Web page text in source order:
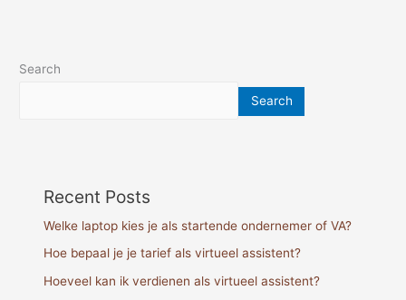
Search
Search
Recent Posts
Welke laptop kies je als startende ondernemer of VA?
Hoe bepaal je je tarief als virtueel assistent?
Hoeveel kan ik verdienen als virtueel assistent?